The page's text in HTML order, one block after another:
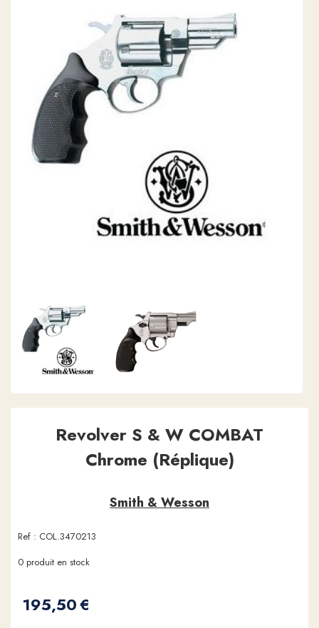
Revolver S & W COMBAT
Chrome (Réplique)
Smith & Wesson
Ref : COL.3470213
195,50€
0 produit en stock